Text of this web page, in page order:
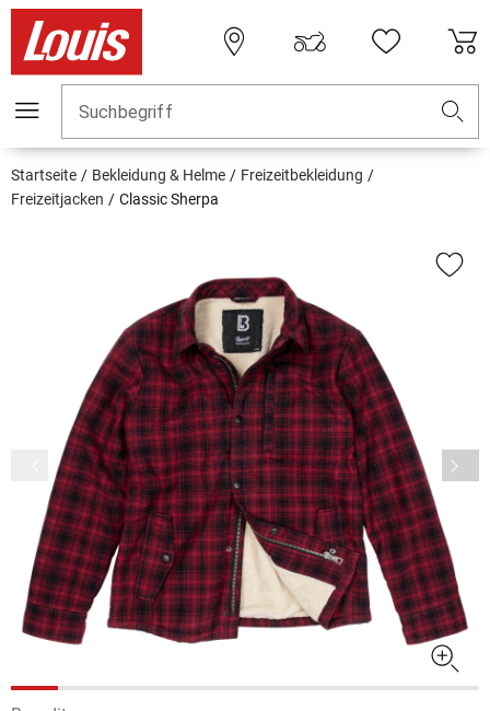
Suchbegriff
Startseite Bekleidung & Helme
Freizeitbekleidung
Freizeitjacken
Classic Sherpa